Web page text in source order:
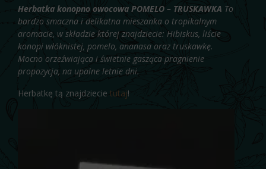
Herbatka konopno owocowa POMELO – TRUSKAWKA To
bardzo smaczna i delikatna mieszanka o tropikalnym
aromacie, w składzie której znajdziecie: Hibiskus, liście
konopi włóknistej, pomelo, ananasa oraz truskawkę.
Mocno orzeźwiająca i świetnie gasząca pragnienie
propozycja, na upalne letnie dni.
Herbatkę tą znajdziecie tutaj!